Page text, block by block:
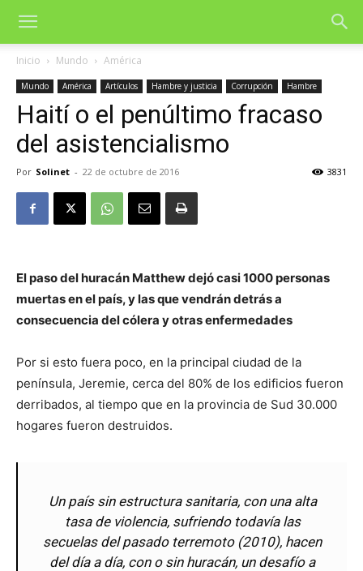
Inicio Mundo América
Mundo América Artículos Hambre y justicia Corrupción Hambre
Haití o el penúltimo fracaso
del asistencialismo
Por Solinet - 22 de octubre de 2016 3831
El paso del huracán Matthew dejó casi 1000 personas
muertas en el país, y las que vendrán detrás a
consecuencia del cólera y otras enfermedades
Por si esto fuera poco, en la principal ciudad de la
península, Jeremie, cerca del 80% de los edificios fueron
derribados, al tiempo que en la provincia de Sud 30.000
hogares fueron destruidos.
Un país sin estructura sanitaria, con una alta
tasa de violencia, sufriendo todavía las
secuelas del pasado terremoto (2010), hacen
del día a día, con o sin huracán, un desafío a